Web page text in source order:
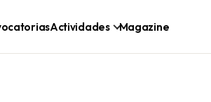
Actividades Magazine